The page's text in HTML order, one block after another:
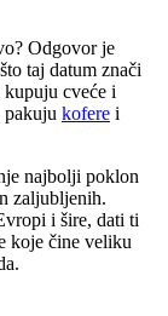
Odgovor je
taj datum znači
cveće i
pakuju kofere i
najbolji poklon
zaljubljenih.
i šire, dati ti
koje čine veliku